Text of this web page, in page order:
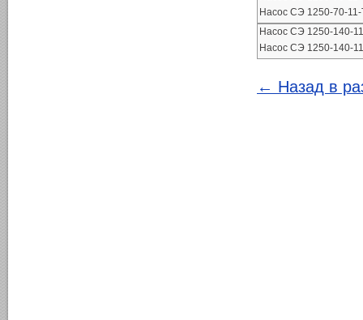
Насос СЭ 1250-70-
Насос СЭ 1250-140-
Насос СЭ 1250-140-
← Назад в